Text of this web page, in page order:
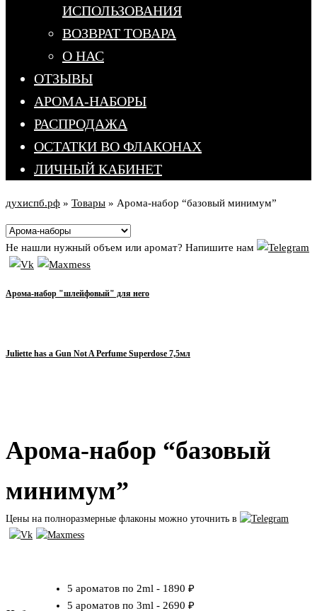
ИСПОЛЬЗОВАНИЯ
ВОЗВРАТ ТОВАРА
О НАС
ОТЗЫВЫ
АРОМА-НАБОРЫ
РАСПРОДАЖА
ОСТАТКИ ВО ФЛАКОНАХ
ЛИЧНЫЙ КАБИНЕТ
духиспб.рф » Товары » Арома-набор “базовый минимум”
Не нашли нужный объем или аромат? Напишите нам
Арома-набор "шлейфовый" для него
Juliette has a Gun Not A Perfume Superdose 7,5мл
Арома-набор “базовый
минимум”
Цены на полноразмерные флаконы можно уточнить в
5 ароматов по 2ml - 1890 ₽
5 ароматов по 3ml - 2690 ₽